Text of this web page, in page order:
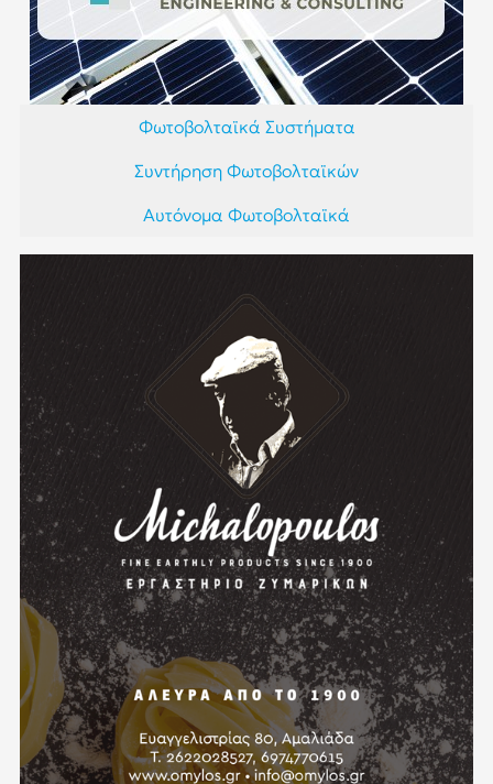
Φωτοβολταϊκά Συστήματα
Συντήρηση Φωτοβολταϊκών
Αυτόνομα Φωτοβολταϊκά